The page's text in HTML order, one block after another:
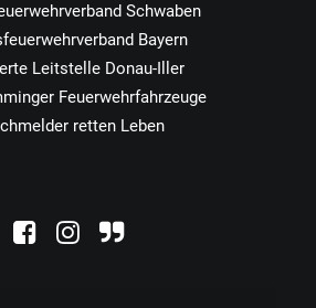
Schwaben
Bayern
Leitstelle Donau-Iller
Feuerwehrfahrzeuge
retten Leben